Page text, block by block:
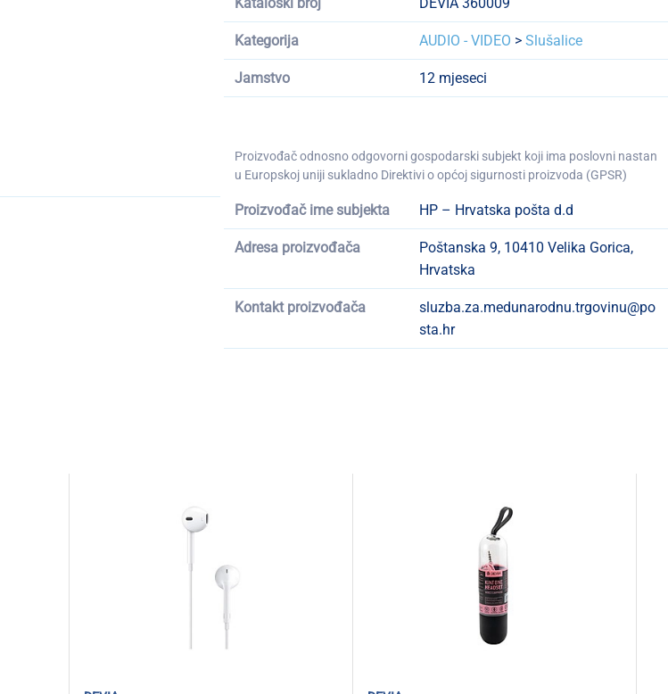
Kategorija AUDIO - VIDEO >Slušalice
Jamstvo 12 mjeseci
Proizvođač odnosno odgovorni gospodarski subjekt koji ima poslovni nastan
u Europskoj uniji sukladno Direktivi o općoj sigurnosti proizvoda (GPSR)
Proizvođač ime subjekta HP – Hrvatska pošta d.d
Adresa proizvođača
Poštanska 9, 10410 Velika Gorica,
Hrvatska
Kontakt proizvođača
sluzba.za.medunarodnu.trgovinu@po
sta.hr